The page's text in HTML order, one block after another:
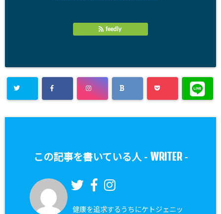
feedly
この記事を書いている人 - WRITER-
健康を追求するうちにケトジェニッ